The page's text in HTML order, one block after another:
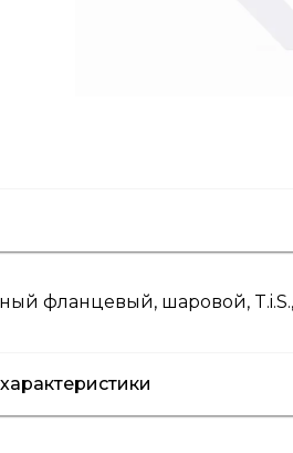
фланцевый, шаровой,